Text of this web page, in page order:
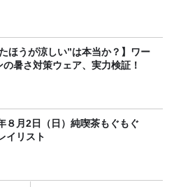
たほうが涼しい”は本当か？】ワー
の暑さ対策ウェア、実力検証！
８月2日（日）純喫茶もぐもぐ
イリスト